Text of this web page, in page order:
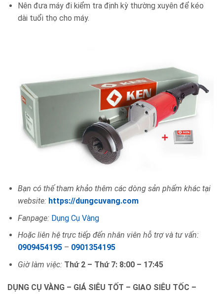
Nên đưa máy đi kiểm tra định kỳ thường xuyên để kéo
dài tuổi thọ cho máy.
Bạn có thế tham khảo thêm các dòng sản phẩm khác tại
website: https://dungcuvang.com
Fanpage: Dụng Cụ Vàng
Hoặc liên hệ trực tiếp đến nhân viên hỗ trợ và tư vấn:
0909454195– 0901354195
Giờ làm việc: Thứ 2 – Thứ 7: 8:00 – 17:45
DỤNG CỤ VÀNG – GIÁ SIÊU TỐT – GIAO SIÊU TỐC –